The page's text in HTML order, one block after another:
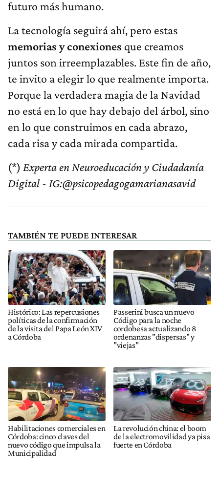
futuro más humano.
La tecnología seguirá ahí, pero estas
memorias y conexiones que creamos
juntos son irreemplazables. Este fin de año,
te invito a elegir lo que realmente importa.
Porque la verdadera magia de la Navidad
no está en lo que hay debajo del árbol, sino
en lo que construimos en cada abrazo,
cada risa y cada mirada compartida.
(*) Experta en Neuroeducación y Ciudadanía
Digital - IG:@psicopedagogamarianasavid
TAMBIÉN TE PUEDE INTERESAR
Histórico: Las repercusiones
políticas de la confirmación
de la visita del Papa León XIV
a Córdoba
Passerini busca un nuevo
Código para la noche
cordobesa actualizando 8
ordenanzas "dispersas" y
"viejas"
Habilitaciones comerciales en
Córdoba: cinco claves del
nuevo código que impulsa la
Municipalidad
La revolución china: el boom
de la electromovilidad ya pisa
fuerte en Córdoba